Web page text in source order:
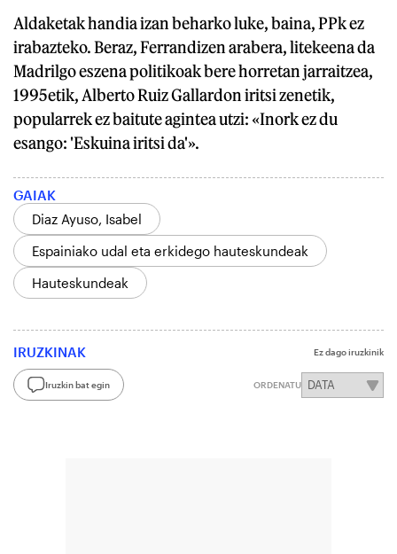
Aldaketak handia izan beharko luke, baina, PPk ez
irabazteko. Beraz, Ferrandizen arabera, litekeena da
Madrilgo eszena politikoak bere horretan jarraitzea,
1995etik, Alberto Ruiz Gallardon iritsi zenetik,
popularrek ez baitute agintea utzi: «Inork ez du
esango: 'Eskuina iritsi da'».
GAIAK
Diaz Ayuso, Isabel
Espainiako udal eta erkidego hauteskundeak
Hauteskundeak
IRUZKINAK Ez dago iruzkinik
Iruzkin bat egin ORDENATU